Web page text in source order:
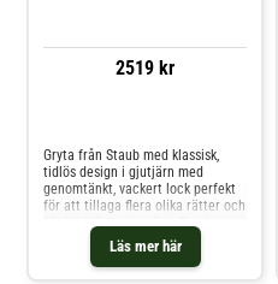
2519 kr
Läs mer här
Gryta från Staub med klassisk,
tidlös design i gjutjärn med
genomtänkt, vackert lock perfekt
för att tillaga flera olika rätter och
för fisk, kött och grönt. Den har
ergonomiska handtag på sidorna
för att enkelt flyttas runt i
hemmet. Grytan har högkvalitativt,